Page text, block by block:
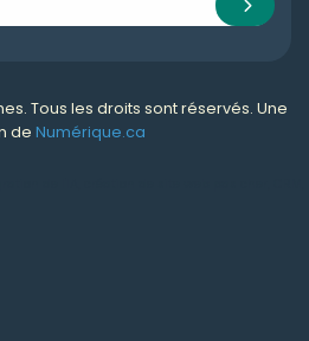
Tous les droits sont réservés. Une
de Numérique.ca